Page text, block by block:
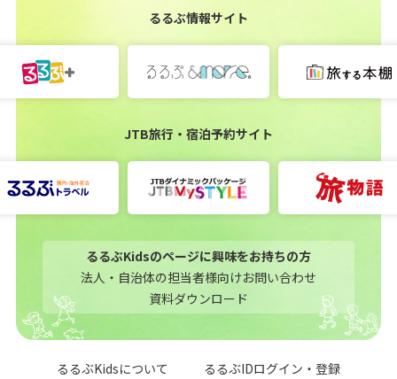
るるぶ情報サイト
JTB旅行・宿泊予約サイト
るるぶKidsのページに興味をお持ちの方
法人・自治体の担当者様向けお問い合わせ
資料ダウンロード
るるぶKidsについて るるぶIDログイン・登録